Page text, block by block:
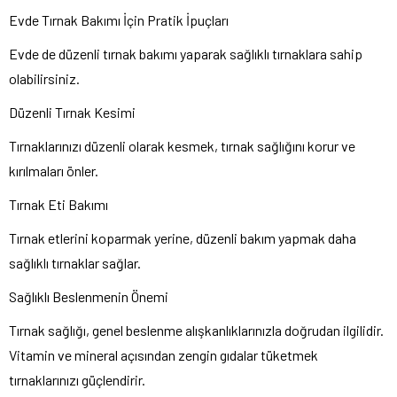
Evde Tırnak Bakımı İçin Pratik İpuçları
Evde de düzenli tırnak bakımı yaparak sağlıklı tırnaklara sahip
olabilirsiniz.
Düzenli Tırnak Kesimi
Tırnaklarınızı düzenli olarak kesmek, tırnak sağlığını korur ve
kırılmaları önler.
Tırnak Eti Bakımı
Tırnak etlerini koparmak yerine, düzenli bakım yapmak daha
sağlıklı tırnaklar sağlar.
Sağlıklı Beslenmenin Önemi
Tırnak sağlığı, genel beslenme alışkanlıklarınızla doğrudan ilgilidir.
Vitamin ve mineral açısından zengin gıdalar tüketmek
tırnaklarınızı güçlendirir.